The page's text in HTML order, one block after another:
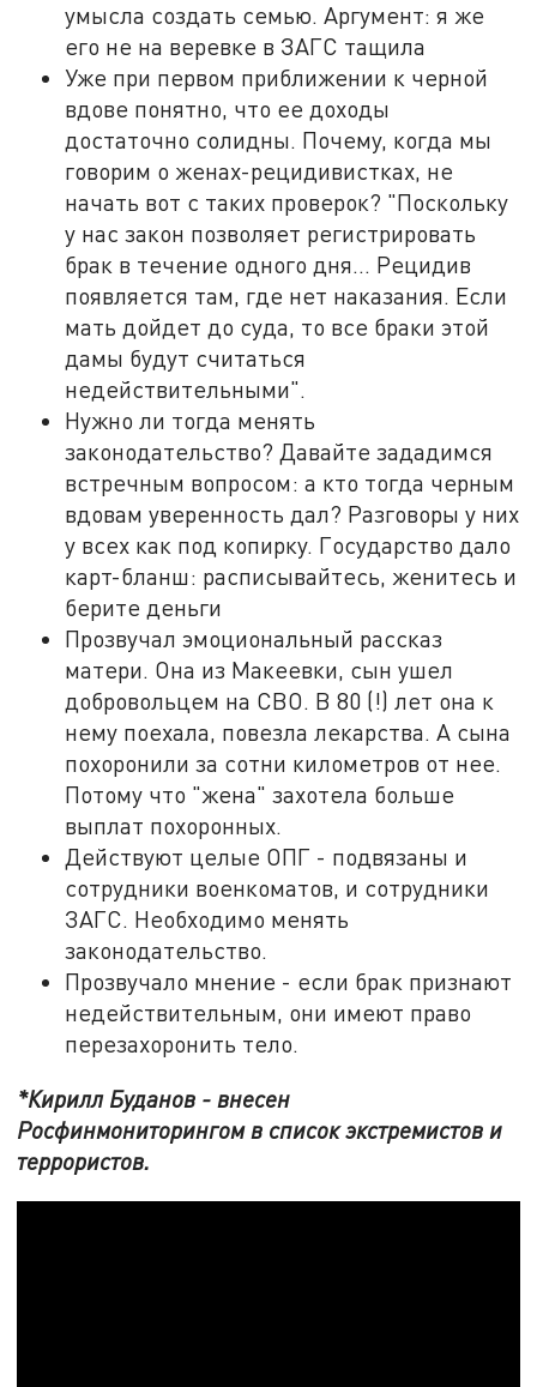
умысла создать семью. Аргумент: я же
его не на веревке в ЗАГС тащила
Уже при первом приближении к черной
вдове понятно, что ее доходы
достаточно солидны. Почему, когда мы
говорим о женах-рецидивистках, не
начать вот с таких проверок? "Поскольку
у нас закон позволяет регистрировать
брак в течение одного дня... Рецидив
появляется там, где нет наказания. Если
мать дойдет до суда, то все браки этой
дамы будут считаться
недействительными".
Нужно ли тогда менять
законодательство? Давайте зададимся
встречным вопросом: а кто тогда черным
вдовам уверенность дал? Разговоры у них
у всех как под копирку. Государство дало
карт-бланш: расписывайтесь, женитесь и
берите деньги
Прозвучал эмоциональный рассказ
матери. Она из Макеевки, сын ушел
добровольцем на СВО. В 80 (!) лет она к
нему поехала, повезла лекарства. А сына
похоронили за сотни километров от нее.
Потому что "жена" захотела больше
выплат похоронных.
Действуют целые ОПГ - подвязаны и
сотрудники военкоматов, и сотрудники
ЗАГС. Необходимо менять
законодательство.
Прозвучало мнение - если брак признают
недействительным, они имеют право
перезахоронить тело.
*Кирилл Буданов - внесен
Росфинмониторингом в список экстремистов и
террористов.